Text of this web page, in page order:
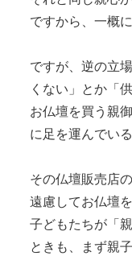
ですから、一概
ですが、逆の立
くない」とか「
お仏壇を買う親
に足を運んでい
その仏壇販売店
遠慮してお仏壇
子どもたちが「
ときも、まず親